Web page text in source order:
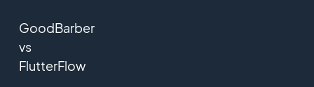
GoodBarber
vs
FlutterFlow